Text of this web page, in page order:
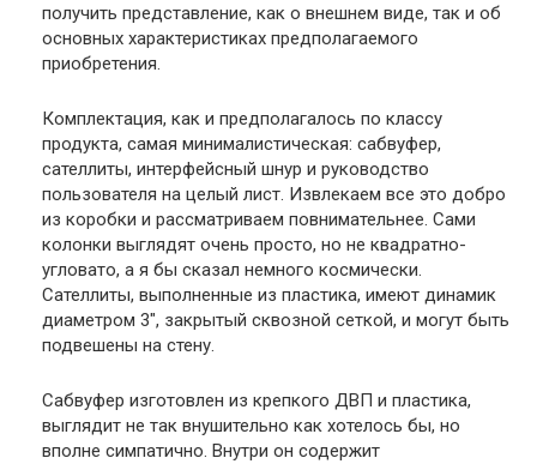
получить представление, как о внешнем виде, так и об
основных характеристиках предполагаемого
приобретения.
Комплектация, как и предполагалось по классу
продукта, самая минималистическая: сабвуфер,
сателлиты, интерфейсный шнур и руководство
пользователя на целый лист. Извлекаем все это добро
из коробки и рассматриваем повнимательнее. Сами
колонки выглядят очень просто, но не квадратно-
угловато, а я бы сказал немного космически.
Сателлиты, выполненные из пластика, имеют динамик
диаметром 3″, закрытый сквозной сеткой, и могут быть
подвешены на стену.
Сабвуфер изготовлен из крепкого ДВП и пластика,
выглядит не так внушительно как хотелось бы, но
вполне симпатично. Внутри он содержит